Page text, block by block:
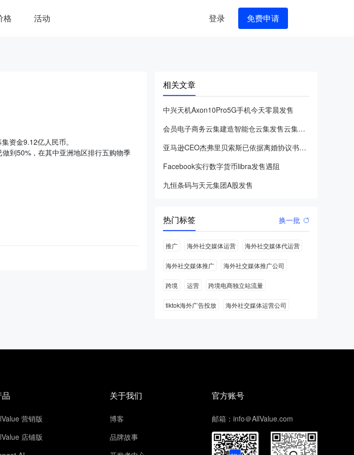
格 活动 登录 免费申请
资金9.12亿人民币。
到50%，在其中亚洲地区排行五购物季
相关文章
中兴天机Axon10Pro5G手机今天零晨发售
会员电子商务云集建造智能仓云集发售云集合理布局仓储物流
亚马逊CEO杰弗里贝索斯已依据离婚协议书将1970亿港元亚马
Facebook实行数字货币libra发售遇阻
九恒条码与天元集团A股发售
热门标签 换一批
推广 海外社交媒体运营 海外社交媒体代运营
海外社交媒体推广 海外社交媒体推广公司
跨境 运营 跨境电商独立站流量
tiktok海外广告投放 海外社交媒体运营公司
品
营销版
店铺版
关于我们
博客
品牌故事
官方账号
邮箱：info＠AllValue.com